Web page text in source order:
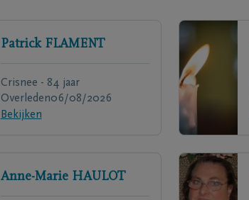
Patrick FLAMENT
Crisnee - 84 jaar
Overleden06/08/2026
Bekijken
Anne-Marie HAULOT